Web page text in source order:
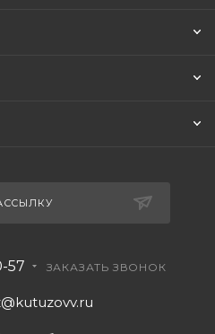
57 ЗАКАЗАТЬ ЗВОНОК